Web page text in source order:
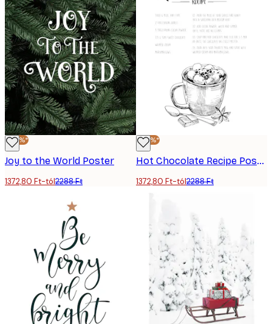
-40%*
Joy to the World Poster
1372,80 Ft-tól2288 Ft
-40%*
Hot Chocolate Recipe Poster
1372,80 Ft-tól2288 Ft